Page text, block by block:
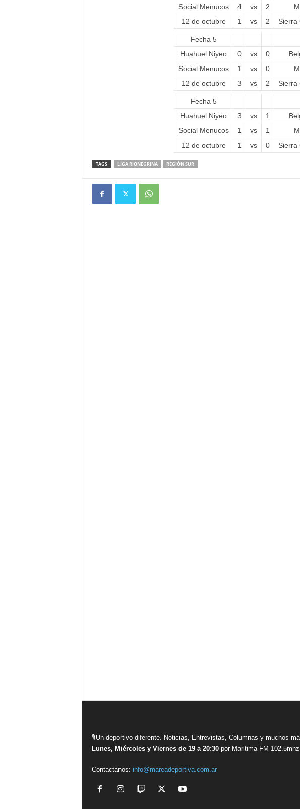
Social Menucos
4 vs 2
12 de octubre
1 vs 2 Sierra
Fecha 5
Huahuel Niyeo
0 vs 0
Social Menucos
1 vs 0
12 de octubre
3 vs 2 Sierra
Fecha 5
Huahuel Niyeo
3 vs 1
Social Menucos
1 vs 1
12 de octubre
1 vs 0 Sierra
TAGS LIGA RIONEGRINA REGIÓN SUR
🎙Un deportivo diferente. Noticias, Entrevistas, Columnas y muchos
Lunes, Miércoles y Viernes de 19 a 20:30por Maritima FM 102.5mhz
Contactanos: info@mareadeportiva.com.ar